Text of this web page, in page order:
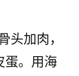
头加肉，
蛋。用海